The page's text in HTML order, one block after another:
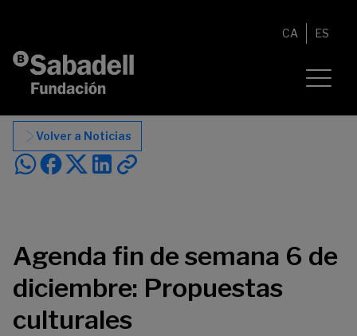
CA ES
Volver a Noticias
Agenda fin de semana 6 de
diciembre: Propuestas
culturales